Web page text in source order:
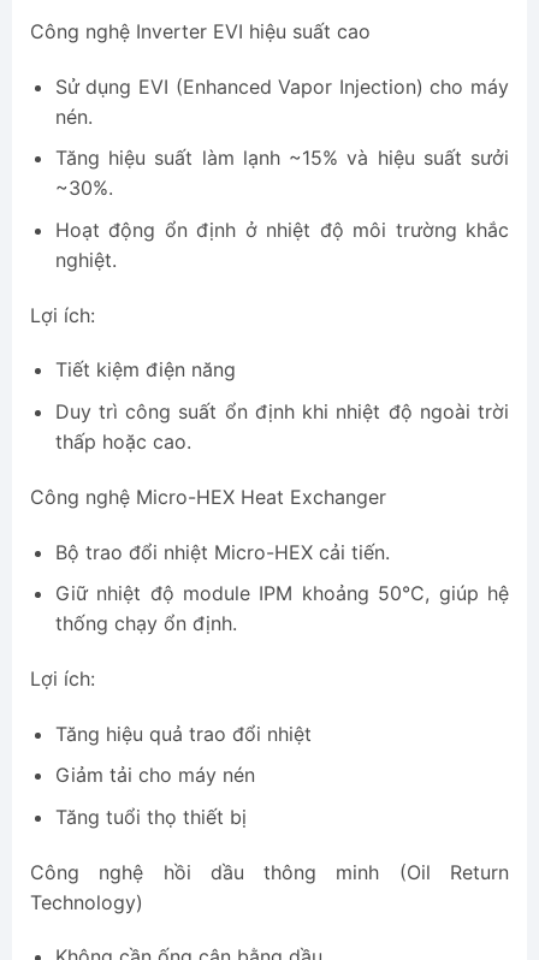
Công nghệ Inverter EVI hiệu suất cao
Sử dụng EVI (Enhanced Vapor Injection) cho máy
nén.
Tăng hiệu suất làm lạnh ~15% và hiệu suất sưởi
~30%.
Hoạt động ổn định ở nhiệt độ môi trường khắc
nghiệt.
Lợi ích:
Tiết kiệm điện năng
Duy trì công suất ổn định khi nhiệt độ ngoài trời
thấp hoặc cao.
Công nghệ Micro-HEX Heat Exchanger
Bộ trao đổi nhiệt Micro-HEX cải tiến.
Giữ nhiệt độ module IPM khoảng 50°C, giúp hệ
thống chạy ổn định.
Lợi ích:
Tăng hiệu quả trao đổi nhiệt
Giảm tải cho máy nén
Tăng tuổi thọ thiết bị
Công nghệ hồi dầu thông minh (Oil Return
Technology)